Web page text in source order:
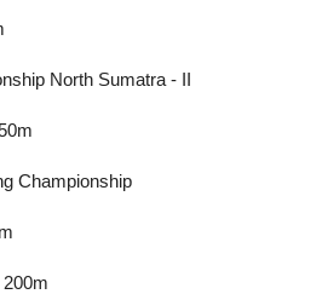
North Sumatra - II
Championship